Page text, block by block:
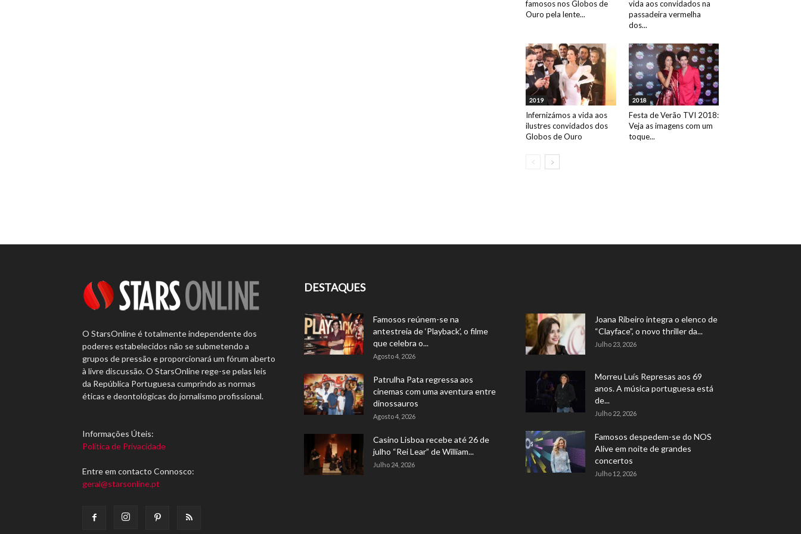
famosos nos Globos de
Ouro pela lente...
vida aos convidados na
passadeira vermelha
dos...
2019
Infernizámos a vida aos
ilustres convidados dos
Globos de Ouro
2018
Festa de Verão TVI 2018:
Veja as imagens com um
toque...
O StarsOnline é totalmente independente dos
poderes estabelecidos não se submetendo a
grupos de pressão e proporcionará um fórum aberto
à livre discussão. O StarsOnline rege-se pelas leis
da República Portuguesa cumprindo as normas
éticas e deontológicas do jornalismo profissional.
Informações Úteis:
Política de Privacidade
Entre em contacto Connosco:
geral@starsonline.pt
DESTAQUES
Famosos reúnem-se na
antestreia de ‘Playback’, o filme
que celebra o...
Agosto 4, 2026
Patrulha Pata regressa aos
cinemas com uma aventura entre
dinossauros
Agosto 4, 2026
Casino Lisboa recebe até 26 de
julho “Rei Lear” de William...
Julho 24, 2026
Joana Ribeiro integra o elenco de
“Clayface”, o novo thriller da...
Julho 23, 2026
Morreu Luís Represas aos 69
anos. A música portuguesa está
de...
Julho 22, 2026
Famosos despedem-se do NOS
Alive em noite de grandes
concertos
Julho 12, 2026